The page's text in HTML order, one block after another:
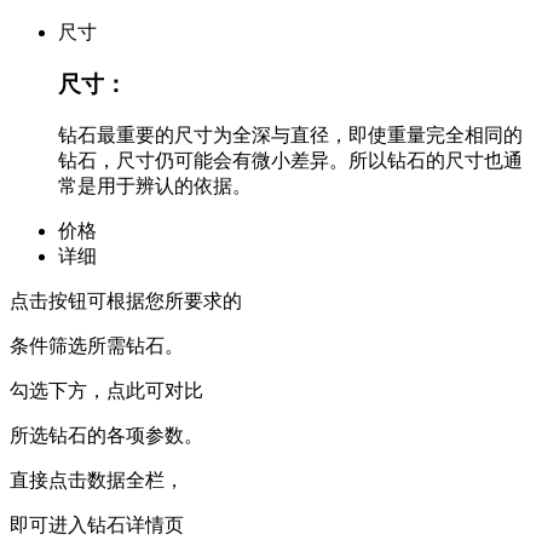
尺寸
尺寸：
钻石最重要的尺寸为全深与直径，即使重量完全相同的
钻石，尺寸仍可能会有微小差异。所以钻石的尺寸也通
常是用于辨认的依据。
价格
详细
点击按钮可根据您所要求的
条件筛选所需钻石。
勾选下方，点此可对比
所选钻石的各项参数。
直接点击数据全栏，
即可进入钻石详情页